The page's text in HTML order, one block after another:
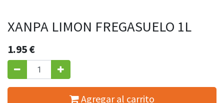
XANPA LIMON FREGASUELO 1L
1.95€
Agregar al carrito